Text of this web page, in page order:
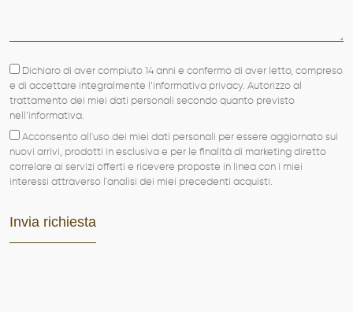
NEWS
CONTATTI
Dichiaro di aver compiuto 14 anni e confermo di aver letto, compreso
e di accettare integralmente l’informativa privacy. Autorizzo al
trattamento dei miei dati personali secondo quanto previsto
nell’informativa.
Acconsento all'uso dei miei dati personali per essere aggiornato sui
nuovi arrivi, prodotti in esclusiva e per le finalità di marketing diretto
correlare ai servizi offerti e ricevere proposte in linea con i miei
interessi attraverso l'analisi dei miei precedenti acquisti.